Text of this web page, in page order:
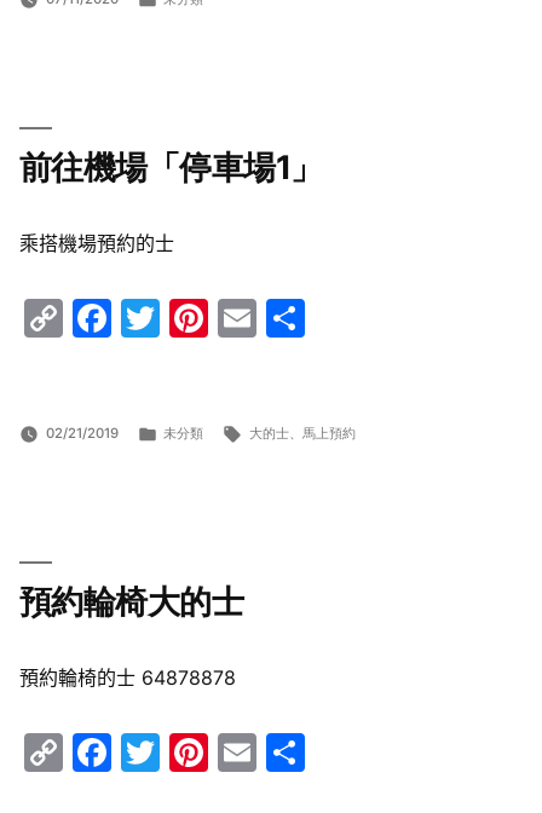
前往機場「停車場1」
乘搭機場預約的士
CopyFacebook
Twitter
Pinterest
Email
02/21/2019
分
未分類
標
大的士、馬上預約
預約輪椅大的士
預約輪椅的士 64878878
CopyFacebook
Twitter
Pinterest
Email